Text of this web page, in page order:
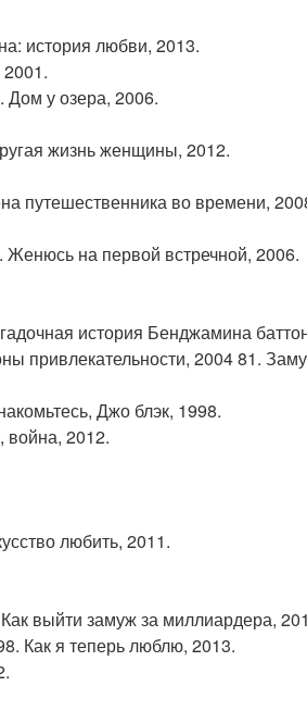
история любви, 2013.
Дом у озера, 2006.
жизнь женщины, 2012.
путешественника во времени,
Женюсь на первой встречной, 2006.
история Бенджамина
привлекательности, 2004 81.
Джо блэк, 1998.
война, 2012.
любить, 2011.
выйти замуж за миллиардера,
Как я теперь люблю, 2013.